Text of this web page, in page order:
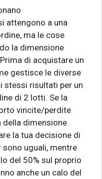
attengono a una
ma le cose
la dimensione
di acquistare un
gestisce le diverse
stessi risultati per un
di 2 lotti. Se la
vincite/perdite
dimensione
la tua decisione di
uguali, mentre
del 50% sul proprio
anche un calo del